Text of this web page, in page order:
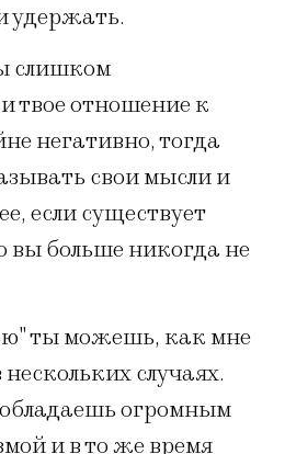
удержать.
слишком
твое отношение к
негативно, тогда
свои мысли и
если существует
вы больше никогда не
ты можешь, как мне
случаях.
огромным
и в то же время